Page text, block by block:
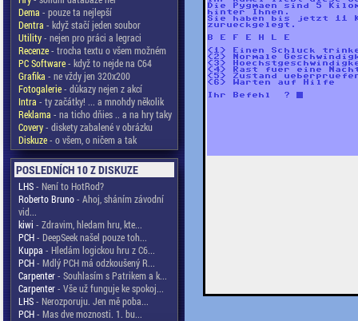
Dema - pouze ta nejlepší
Dentra - když stačí jeden soubor
Utility- nejen pro práci a legraci
Recenze- trocha textu o všem možném
PC Software- když to nejde na C64
Grafika - ne vždy jen 320x200
Fotogalerie- důkazy nejen z akcí
Intra - ty začátky! ... a mnohdy několik
Reklama - na ticho dňies .. a na hry taky
Covery- diskety zabalené v obrázku
Diskuze- o všem, o ničem a tak
POSLEDNÍCH 10 Z DISKUZE
LHS- Není to HotRod?
Roberto Bruno- Ahoj, sháním závodní
vid...
kiwi - Zdravim, hledam hru, kte...
PCH- DeepSeek našel pouze toh...
Kuppa - Hledám logickou hru z C6...
PCH- Mdlý PCH má odzkoušený R...
Carpenter- Souhlasím s Patrikem a k...
Carpenter- Vše už funguje ke spokoj...
LHS- Nerozporuju. Jen mě poba...
PCH- Mas dve moznosti. 1. bu...